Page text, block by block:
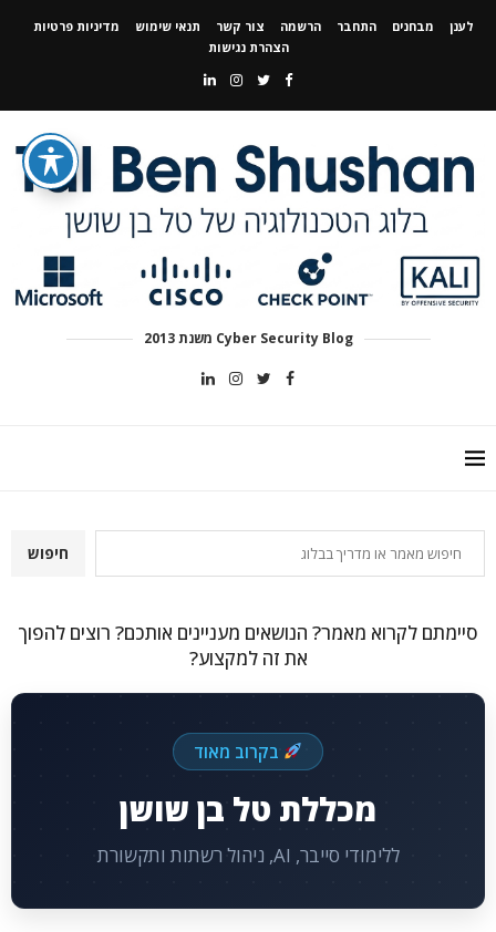
לענן מבחנים התחבר הרשמה צור קשר תנאי שימוש
מדיניות פרטיות
הצהרת נגישות
Cyber Security Blog משנת 2013
חיפוש
סיימתם לקרוא מאמר? הנושאים מעניינים אותכם? רוצים להפוך
את זה למקצוע?
בקרוב מאוד
מכללת טל בן שושן
ללימודי סייבר, AI, ניהול רשתות ותקשורת